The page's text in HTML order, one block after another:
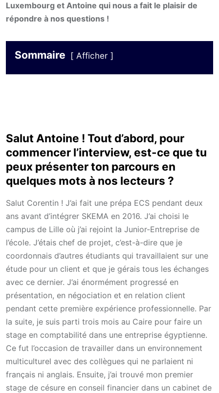
Luxembourg et Antoine qui nous a fait le plaisir de
répondre à nos questions !
Sommaire Afficher
Salut Antoine ! Tout d’abord, pour
commencer l’interview, est-ce que tu
peux présenter ton parcours en
quelques mots à nos lecteurs ?
Salut Corentin ! J’ai fait une prépa ECS pendant deux
ans avant d’intégrer SKEMA en 2016. J’ai choisi le
campus de Lille où j’ai rejoint la Junior-Entreprise de
l’école. J’étais chef de projet, c’est-à-dire que je
coordonnais d’autres étudiants qui travaillaient sur une
étude pour un client et que je gérais tous les échanges
avec ce dernier. J’ai énormément progressé en
présentation, en négociation et en relation client
pendant cette première expérience professionnelle. Par
la suite, je suis parti trois mois au Caire pour faire un
stage en comptabilité dans une entreprise égyptienne.
Ce fut l’occasion de travailler dans un environnement
multiculturel avec des collègues qui ne parlaient ni
français ni anglais. Ensuite, j’ai trouvé mon premier
stage de césure en conseil financier dans un cabinet de